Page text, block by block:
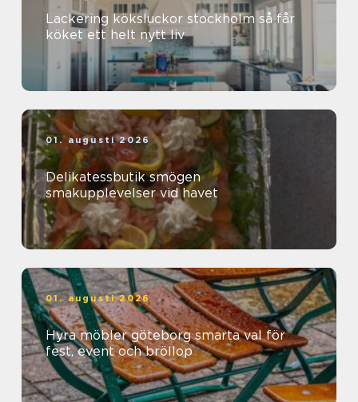
Lackering köksluckor stockholm så får
köket ett helt nytt liv
01. augusti 2026
Delikatessbutik smögen
smakupplevelser vid havet
01. augusti 2026
Hyra möbler göteborg smarta val för
fest, event och bröllop